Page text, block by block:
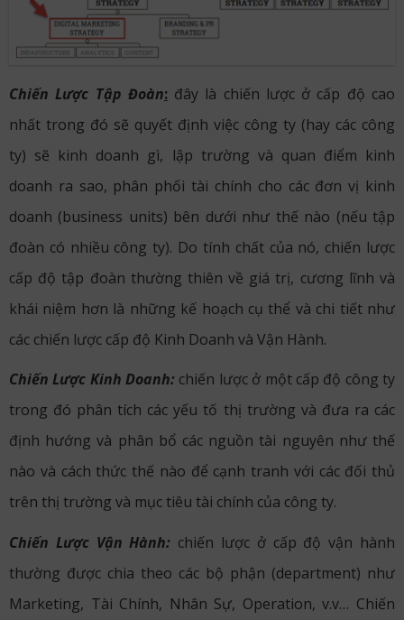
Chiến Lược Tập Đoàn:đây là chiến lược ở cấp độ cao
nhất trong đó sẽ quyết định việc công ty (hay các công
ty) sẽ kinh doanh gì, lập trường và quan điểm kinh
doanh ra sao, phân phối tài chính cho các đơn vị kinh
doanh (business units) bên dưới như thế nào (nếu tập
đoàn có nhiều công ty). Do tính chất của nó, chiến lược
cấp độ tập đoàn thường thiên về giá trị, cương lĩnh và
khái niệm hơn là những kế hoạch cụ thể và chi tiết như
các chiến lược cấp độ Kinh Doanh và Vận Hành.
Chiến Lược Kinh Doanh: chiến lược ở một cấp độ công ty
trong đó phân tích các yếu tố thị trường và đưa ra các
định hướng và phân bổ các nguồn tài nguyên như thế
nào và cách thức thế nào để cạnh tranh với các đối thủ
trên thị trường và mục tiêu tài chính của công ty.
Chiến Lược Vận Hành: chiến lược ở cấp độ vận hành
thường được chia theo các bộ phận (department) như
Marketing, Tài Chính, Nhân Sự, Operation, v.v… Chiến